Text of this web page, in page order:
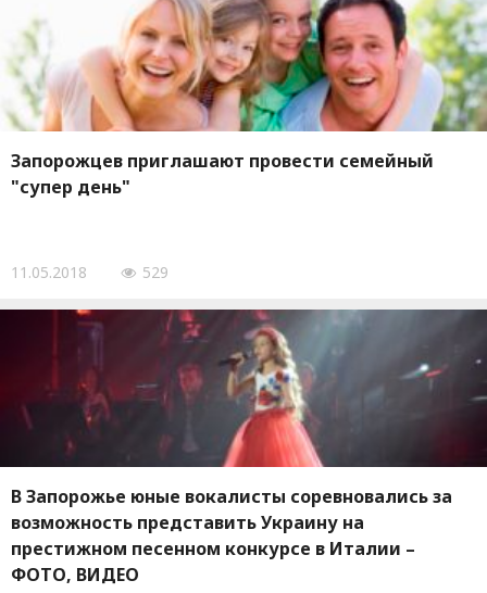
Запорожцев приглашают провести семейный
"супер день"
11.05.2018 529
В Запорожье юные вокалисты соревновались за
возможность представить Украину на
престижном песенном конкурсе в Италии –
ФОТО, ВИДЕО